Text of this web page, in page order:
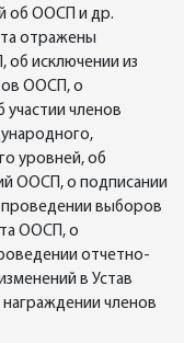
об ООСП и др.
отражены
исключении из
ООСП, о
членов
уровней, об
ООСП, о подписании
проведении выборов
ООСП, о
отчетно-
в Устав
членов